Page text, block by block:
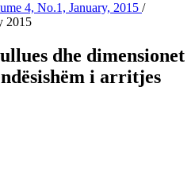
4, No.1, January, 2015 /
2015
dhe dimensionet
i arritjes